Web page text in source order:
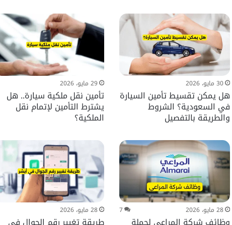
30 مايو، 2026
هل يمكن تقسيط تأمين السيارة
في السعودية؟ الشروط
والطريقة بالتفصيل
29 مايو، 2026
تأمين نقل ملكية سيارة.. هل
يشترط التأمين لإتمام نقل
الملكية؟
28 مايو، 2026 7 28 مايو، 2026